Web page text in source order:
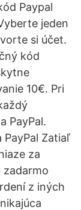
Paypal
jeden
si účet.
kód
10€. Pri
PayPal.
PayPal Zatiaľ
za
zadarmo
z iných